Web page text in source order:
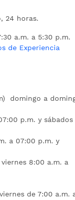
24 horas.
a.m. a 5:30 p.m.
de Experiencia
domingo a
p.m. y sábados
a 07:00 p.m. y
viernes 8:00 a.m. a
de 7:00 a.m.